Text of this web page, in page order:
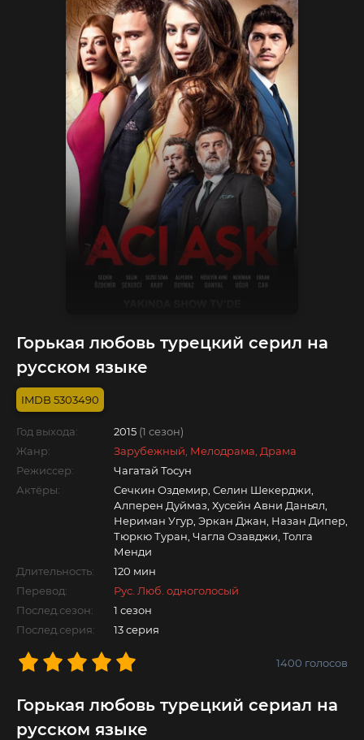
Горькая любовь турецкий серил на
русском языке
5303490
Год выхода: 2015 (1 сезон)
Жанр:
Зарубежный, Мелодрама, Драма
Режиссер:
Чагатай Тосун
Актёры:
Сечкин Оздемир, Селин Шекерджи,
Алперен Дуймаз, Хусейн Авни Даньял,
Нериман Угур, Эркан Джан, Назан Дипер,
Тюркю Туран, Чагла Озавджи, Толга
Менди
Длительность:
120 мин
Перевод:
Рус. Люб. одноголосый
Послед.сезон:
1 сезон
Послед.серия:
13 серия
1400 голосов
Горькая любовь турецкий сериал на
русском языке